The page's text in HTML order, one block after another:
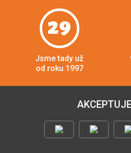
29
Jsme tady už
od roku 1997